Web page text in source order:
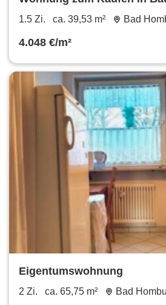
160.000 € 39.53 m²
1.5 Zi. ca. 39,53 m² Bad
4.048 €/m²
Eigentumswohnung
2 Zi. ca. 65,75 m² Bad